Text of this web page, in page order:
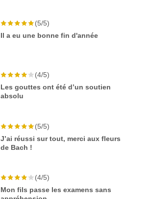
(5/5)
Il a eu une bonne fin d'année
(4/5)
Les gouttes ont été d’un soutien
absolu
(5/5)
J’ai réussi sur tout, merci aux fleurs
de Bach !
(4/5)
Mon fils passe les examens sans